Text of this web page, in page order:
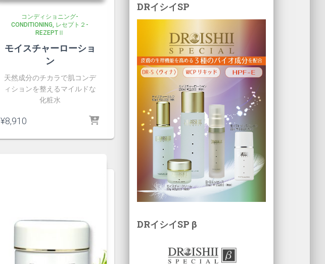
コンディショニング-
CONDITIONING レセプト２-
REZEPTⅡ
モイスチャーローショ
ン
天然成分のチカラで肌コンデ
ィションを整えるマイルドな
化粧水
¥8,910
DRイシイSP
DRイシイSP β